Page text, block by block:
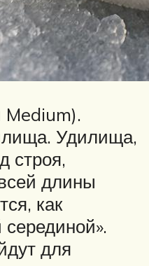
Удилища,
строя,
длины
как
серединой».
для